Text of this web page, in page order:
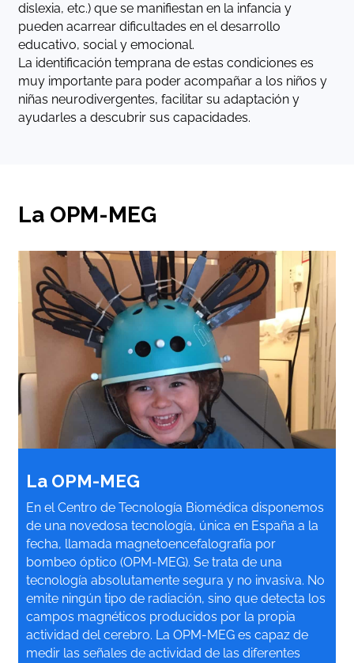
dislexia, etc.) que se manifiestan en la infancia y
pueden acarrear dificultades en el desarrollo
educativo, social y emocional.
La identificación temprana de estas condiciones es
muy importante para poder acompañar a los niños y
niñas neurodivergentes, facilitar su adaptación y
ayudarles a descubrir sus capacidades.
La OPM-MEG
La OPM-MEG
En el Centro de Tecnología Biomédica disponemos
de una novedosa tecnología, única en España a la
fecha, llamada magnetoencefalografía por
bombeo óptico (OPM-MEG). Se trata de una
tecnología absolutamente segura y no invasiva. No
emite ningún tipo de radiación, sino que detecta los
campos magnéticos producidos por la propia
actividad del cerebro. La OPM-MEG es capaz de
medir las señales de actividad de las diferentes